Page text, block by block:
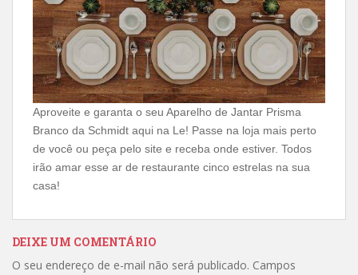
Aproveite e garanta o seu Aparelho de Jantar Prisma
Branco da Schmidt aqui na Le! Passe na loja mais perto
de você ou peça pelo site e receba onde estiver. Todos
irão amar esse ar de restaurante cinco estrelas na sua
casa!
DEIXE UM COMENTÁRIO
O seu endereço de e-mail não será publicado. Campos